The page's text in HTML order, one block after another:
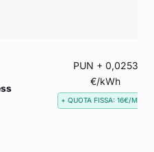
PUN + 0,0253
€/kWh
+ QUOTA FISSA: 16€/MESE